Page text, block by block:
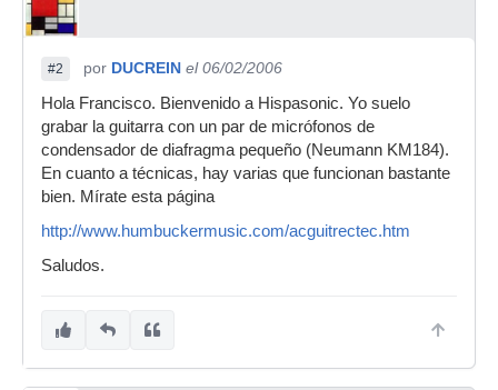
#2 por DUCREIN el 06/02/2006
Hola Francisco. Bienvenido a Hispasonic. Yo suelo
grabar la guitarra con un par de micrófonos de
condensador de diafragma pequeño (Neumann KM184).
En cuanto a técnicas, hay varias que funcionan bastante
bien. Mírate esta página
http://www.humbuckermusic.com/acguitrectec.htm
Saludos.